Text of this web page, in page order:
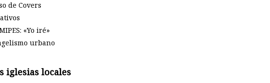
de Covers
«Yo iré»
urbano
iglesias locales